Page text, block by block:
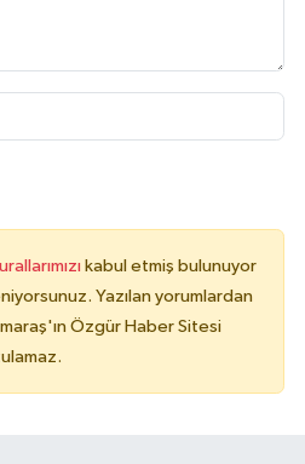
kabul etmiş bulunuyor
Yazılan yorumlardan
Özgür Haber Sitesi